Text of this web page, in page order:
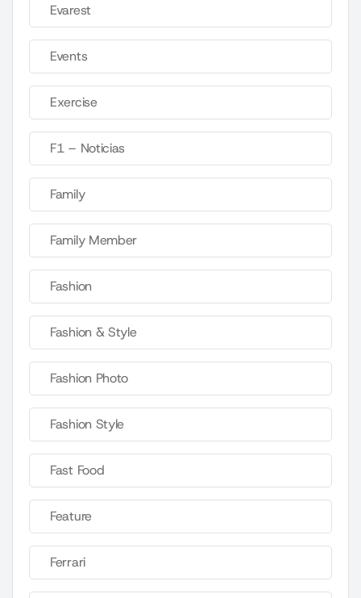
Evarest
Events
Exercise
F1 – Noticias
Family
Family Member
Fashion
Fashion & Style
Fashion Photo
Fashion Style
Fast Food
Feature
Ferrari